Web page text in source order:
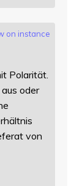
on instance
Polarität.
oder
von